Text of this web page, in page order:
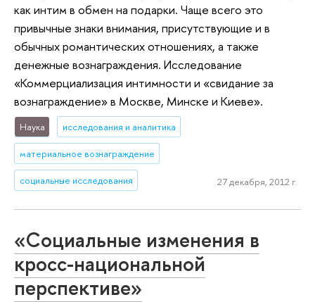
как интим в обмен на подарки. Чаще всего это
привычные знаки внимания, присутствующие и в
обычных романтических отношениях, а также
денежные вознаграждения. Исследование
«Коммерциализация интимности и «свидание за
вознаграждение» в Москве, Минске и Киеве».
Наука исследования и аналитика
материальное вознаграждение
социальные исследования 27 декабря, 2012 г.
«Социальные изменения в
кросс-национальной
перспективе»